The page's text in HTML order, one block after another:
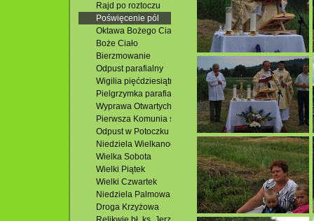
Rajd po roztoczu
Poświęcenie pól
Oktawa Bożego Ciała
Boże Ciało
Bierzmowanie
Odpust parafialny
Wigilia pięćdziesiątnicy
Pielgrzymka parafialna
Wyprawa Otwartych Oczu
Pierwsza Komunia św.
Odpust w Potoczku
Niedziela Wielkanocna
Wielka Sobota
Wielki Piątek
Wielki Czwartek
Niedziela Palmowa
Droga Krzyżowa